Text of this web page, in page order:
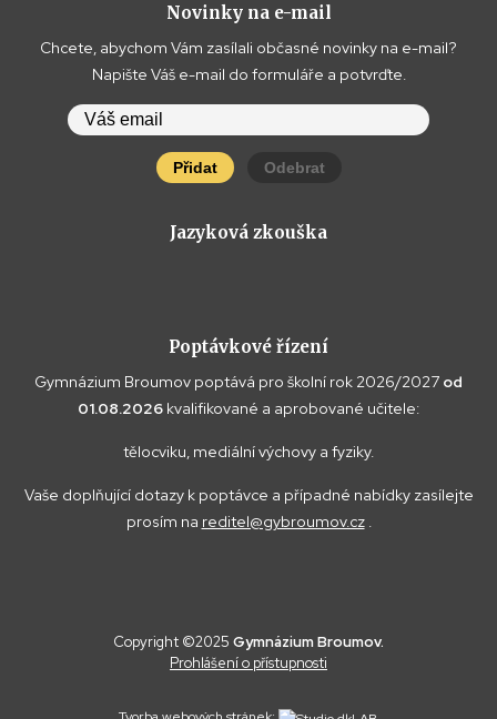
Novinky na e-mail
Chcete, abychom Vám zasílali občasné novinky na e-mail?
Napište Váš e-mail do formuláře a potvrďte.
Přidat Odebrat
Jazyková zkouška
Poptávkové řízení
Gymnázium Broumov poptává pro školní rok 2026/2027 od
01.08.2026 kvalifikované a aprobované učitele:
tělocviku, mediální výchovy a fyziky.
Vaše doplňující dotazy k poptávce a případné nabídky zasílejte
prosím na reditel@gybroumov.cz.
Copyright ©2025 Gymnázium Broumov.
Prohlášení o přístupnosti